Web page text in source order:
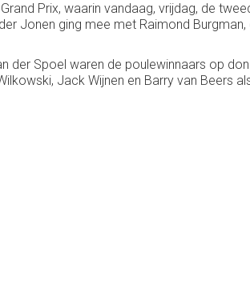
Prix, waarin vandaag, vrijdag, de
Jonen ging mee met Raimond
der Spoel waren de poulewinnaars op
Jack Wijnen en Barry van Beers